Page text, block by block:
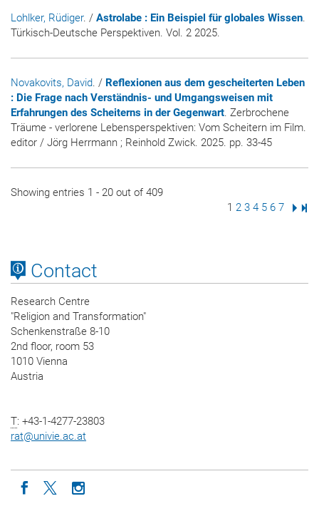
Lohlker, Rüdiger. / Astrolabe : Ein Beispiel für globales Wissen.
Türkisch-Deutsche Perspektiven. Vol. 2 2025.
Novakovits, David. / Reflexionen aus dem gescheiterten Leben
: Die Frage nach Verständnis- und Umgangsweisen mit
Erfahrungen des Scheiterns in der Gegenwart. Zerbrochene
Träume - verlorene Lebensperspektiven: Vom Scheitern im Film.
editor / Jörg Herrmann ; Reinhold Zwick. 2025. pp. 33-45
Showing entries 1 - 20 out of 409
Page
1 Page
2 Page
3 Page
4 Page
5 Page
6 Page
7 Next
Contact
Research Centre
"Religion and Transformation"
Schenkenstraße 8-10
2nd floor, room 53
1010 Vienna
Austria
T: +43-1-4277-23803
rat@univie.ac.at
Icon facebook
Icon twitter
Icon instagram